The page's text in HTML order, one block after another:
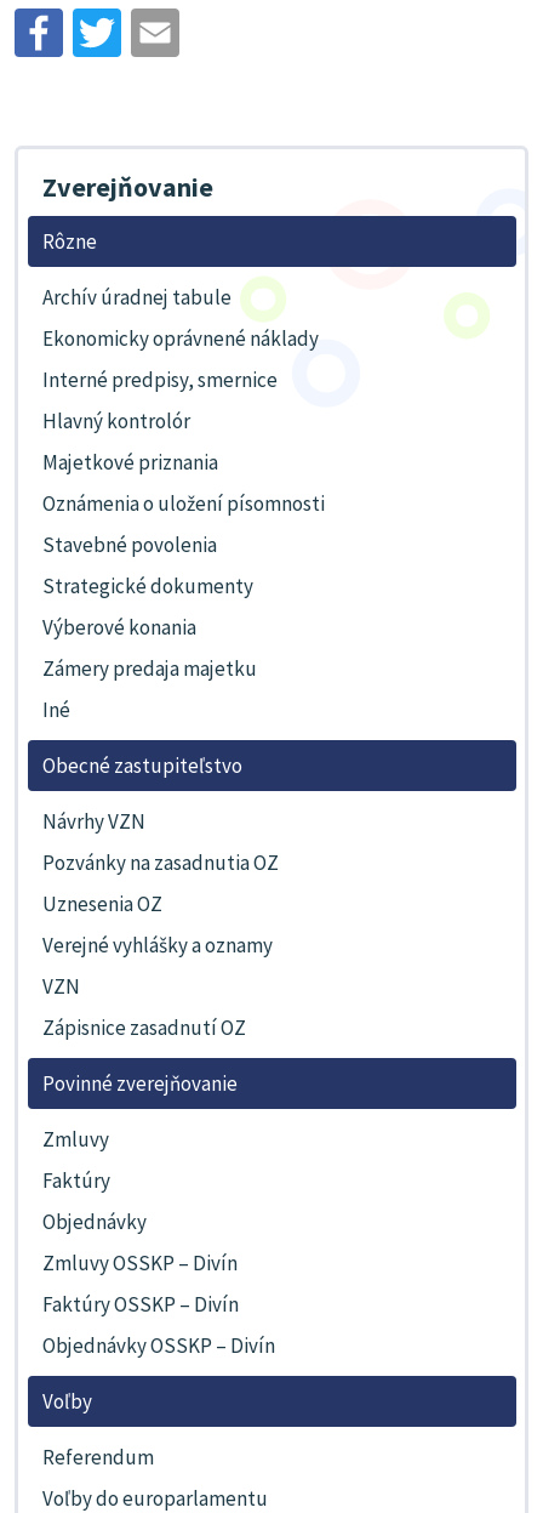
Zverejňovanie
Rôzne
Archív úradnej tabule
Ekonomicky oprávnené náklady
Interné predpisy, smernice
Hlavný kontrolór
Majetkové priznania
Oznámenia o uložení písomnosti
Stavebné povolenia
Strategické dokumenty
Výberové konania
Zámery predaja majetku
Iné
Obecné zastupiteľstvo
Návrhy VZN
Pozvánky na zasadnutia OZ
Uznesenia OZ
Verejné vyhlášky a oznamy
VZN
Zápisnice zasadnutí OZ
Povinné zverejňovanie
Zmluvy
Faktúry
Objednávky
Zmluvy OSSKP – Divín
Faktúry OSSKP – Divín
Objednávky OSSKP – Divín
Voľby
Referendum
Voľby do europarlamentu